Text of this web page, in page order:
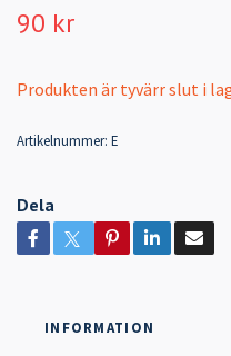
90 kr
Produkten är tyvärr slut i
Artikelnummer: E
Dela
INFORMATION